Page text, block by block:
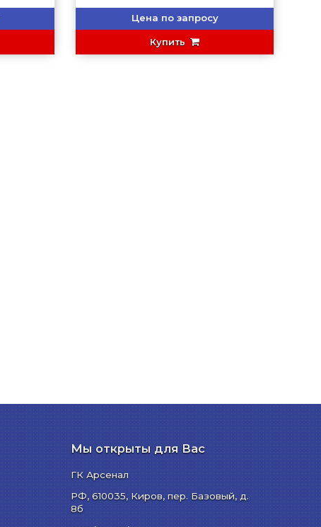
Цена по запросу
Купить
Мы открыты для Вас
ГК Арсенал
РФ, 610035, Киров, пер. Базовый, д.
8б